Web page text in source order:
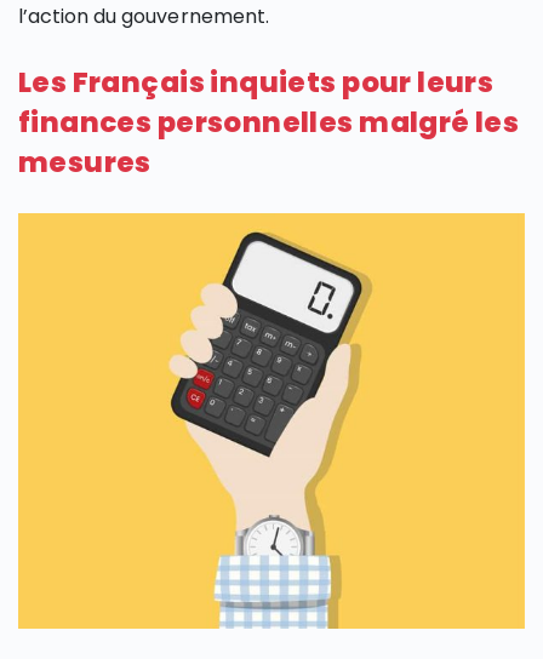
l’action du gouvernement.
Les Français inquiets pour leurs
finances personnelles malgré les
mesures